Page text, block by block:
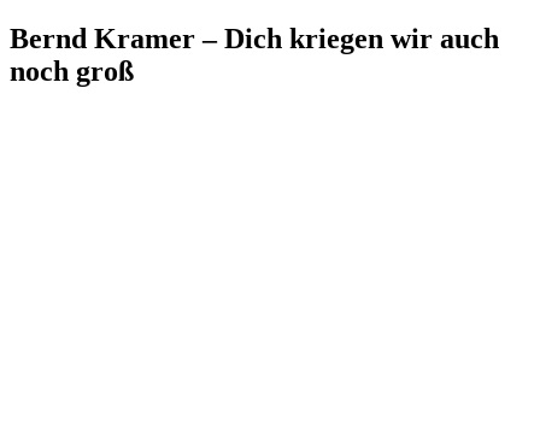
Bernd Kramer – Dich kriegen wir auch
noch groß